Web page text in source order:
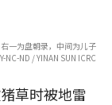
一为盘朝录，中间为儿子
NC-ND / YINAN SUN ICRC
草时被地雷